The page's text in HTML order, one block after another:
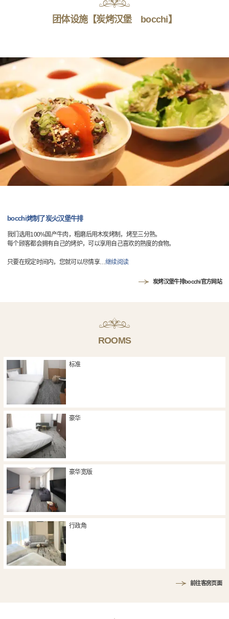
团体设施【炭烤汉堡 bocchi】
bocchi烤制了炭火汉堡牛排
我们选用100%国产牛肉，粗磨后用木炭烤制，烤至三分熟。
每个顾客都会拥有自己的烤炉，可以享用自己喜欢的熟度的食物。
只要在规定时间内，您就可以尽情享…继续阅读
炭烤汉堡牛排bocchi官方网站
ROOMS
标准
豪华
豪华宽版
行政角
前往客房页面